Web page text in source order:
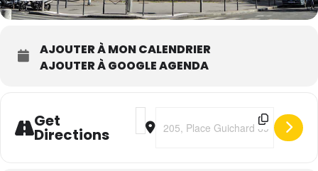
AJOUTER À MON CALENDRIER
AJOUTER À GOOGLE AGENDA
Get
Directions
Address - Alban Ivanov "Vedette"
Destination Address - Alban